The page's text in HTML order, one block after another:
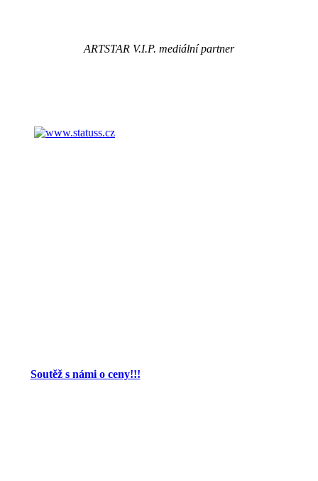
ARTSTAR V.I.P. mediální partner
Soutěž s námi o ceny!!!